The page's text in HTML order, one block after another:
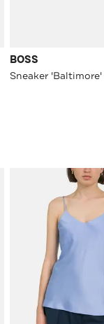
BOSS
Sneaker